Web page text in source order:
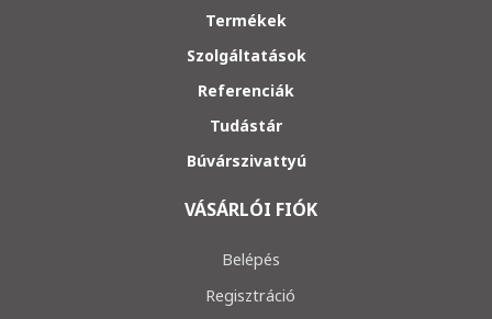
Termékek
Szolgáltatások
Referenciák
Tudástár
Búvárszivattyú
VÁSÁRLÓI FIÓK
Belépés
Regisztráció